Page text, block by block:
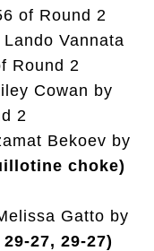
of Round 2
Vannata
Round 2
Cowan by
2
Bekoev by
choke)
Gatto by
27, 29-27)